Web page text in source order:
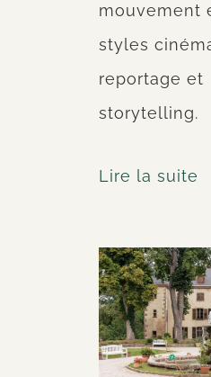
mouvement
styles
reportage et
storytelling.
Lire la suite